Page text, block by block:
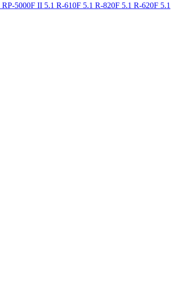
RP-5000F II 5.1 R-610F 5.1 R-820F 5.1 R-620F 5.1